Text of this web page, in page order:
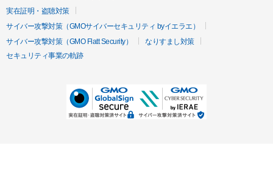
実在証明・盗聴対策
サイバー攻撃対策（GMOサイバーセキュリティ byイエラエ）
サイバー攻撃対策（GMO Flatt Security）
なりすまし対策
セキュリティ事業の軌跡